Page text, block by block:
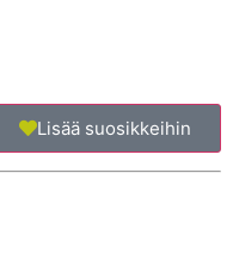
Lisää suosikkeihin